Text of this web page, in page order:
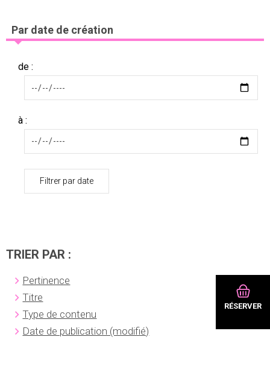
RÉSERVER
Par date de création
de :
à :
Filtrer par date
TRIER PAR :
Pertinence
Titre
Type de contenu
Date de publication (modifié)